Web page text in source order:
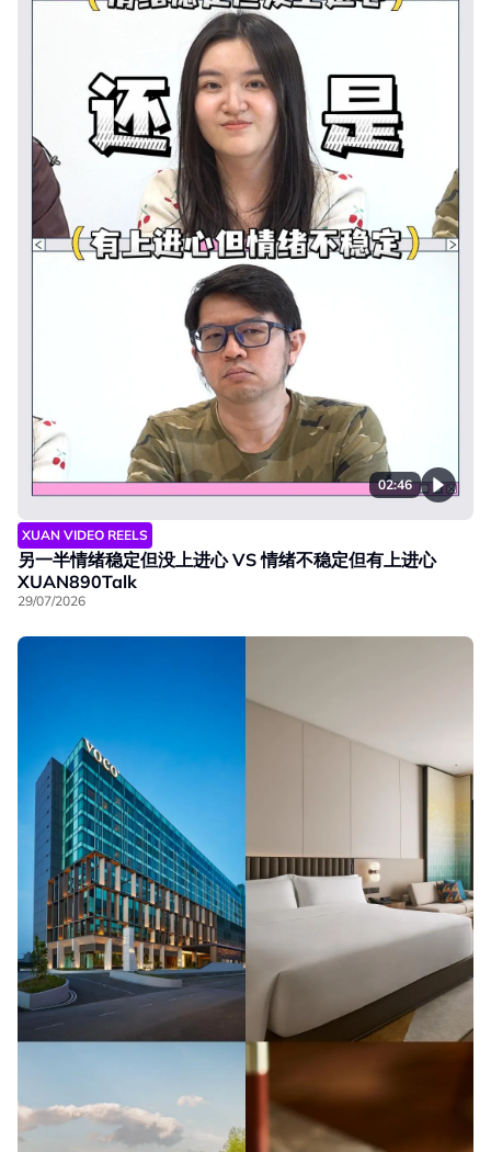
02:46
XUAN VIDEO REELS
另一半情绪稳定但没上进心 VS 情绪不稳定但有上进心
XUAN890Talk
29/07/2026